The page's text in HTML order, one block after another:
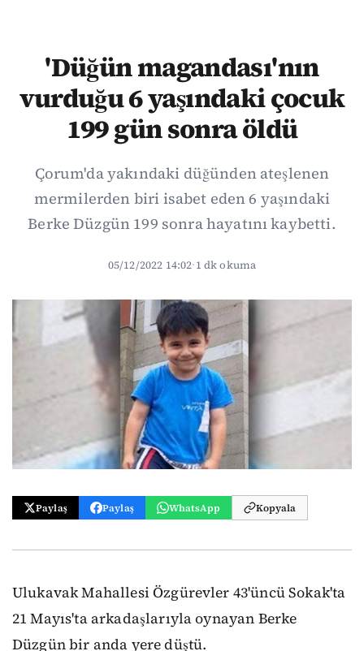
'Düğün magandası'nın
vurduğu 6 yaşındaki çocuk
199 gün sonra öldü
Çorum'da yakındaki düğünden ateşlenen
mermilerden biri isabet eden 6 yaşındaki
Berke Düzgün 199 sonra hayatını kaybetti.
05/12/2022 14:02·1 dk okuma
Paylaş Paylaş WhatsApp Kopyala
Ulukavak Mahallesi Özgürevler 43'üncü Sokak'ta
21 Mayıs'ta arkadaşlarıyla oynayan Berke
Düzgün bir anda yere düştü.